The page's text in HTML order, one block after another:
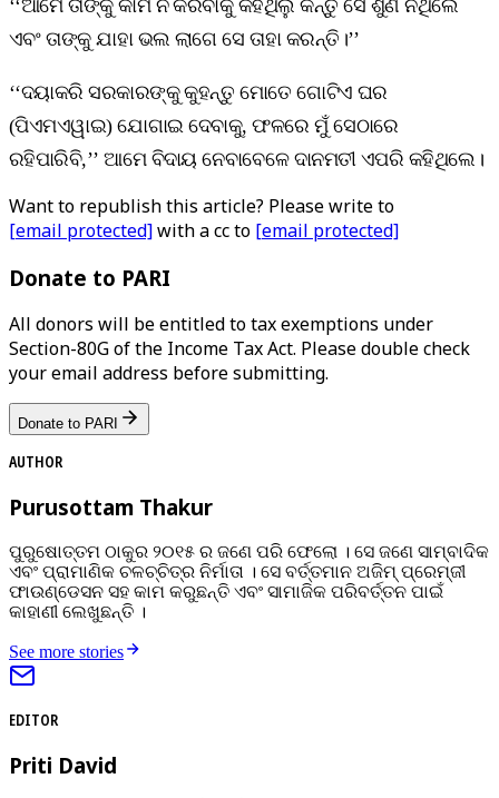
‘‘ଆମେ ତାଙ୍କୁ କାମ ନ କରିବାକୁ କହିଥିଲୁ କିନ୍ତୁ ସେ ଶୁଣି ନଥିଲେ
ଏବଂ ତାଙ୍କୁ ଯାହା ଭଲ ଲାଗେ ସେ ତାହା କରନ୍ତି।’’
‘‘ଦୟାକରି ସରକାରଙ୍କୁ କୁହନ୍ତୁ ମୋତେ ଗୋଟିଏ ଘର
(ପିଏମଏୱାଇ) ଯୋଗାଇ ଦେବାକୁ, ଫଳରେ ମୁଁ ସେଠାରେ
ରହିପାରିବି,’’ ଆମେ ବିଦାୟ ନେବାବେଳେ ଦାନମତୀ ଏପରି କହିଥିଲେ।
Want to republish this article? Please write to
[email protected]with a cc to [email protected]
Donate to PARI
All donors will be entitled to tax exemptions under
Section-80G of the Income Tax Act. Please double check
your email address before submitting.
Donate to PARI
AUTHOR
Purusottam Thakur
ପୁରୁଷୋତ୍ତମ ଠାକୁର ୨୦୧୫ ର ଜଣେ ପରି ଫେଲୋ । ସେ ଜଣେ ସାମ୍ବାଦିକ
ଏବଂ ପ୍ରାମାଣିକ ଚଳଚ୍ଚିତ୍ର ନିର୍ମାତା । ସେ ବର୍ତ୍ତମାନ ଅଜିମ୍‌ ପ୍ରେମ୍‌ଜୀ
ଫାଉଣ୍ଡେସନ ସହ କାମ କରୁଛନ୍ତି ଏବଂ ସାମାଜିକ ପରିବର୍ତ୍ତନ ପାଇଁ
କାହାଣୀ ଲେଖୁଛନ୍ତି ।
See more stories
EDITOR
Priti David